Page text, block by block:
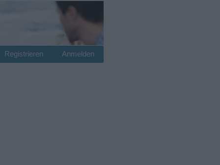
Anmelden
Registrieren